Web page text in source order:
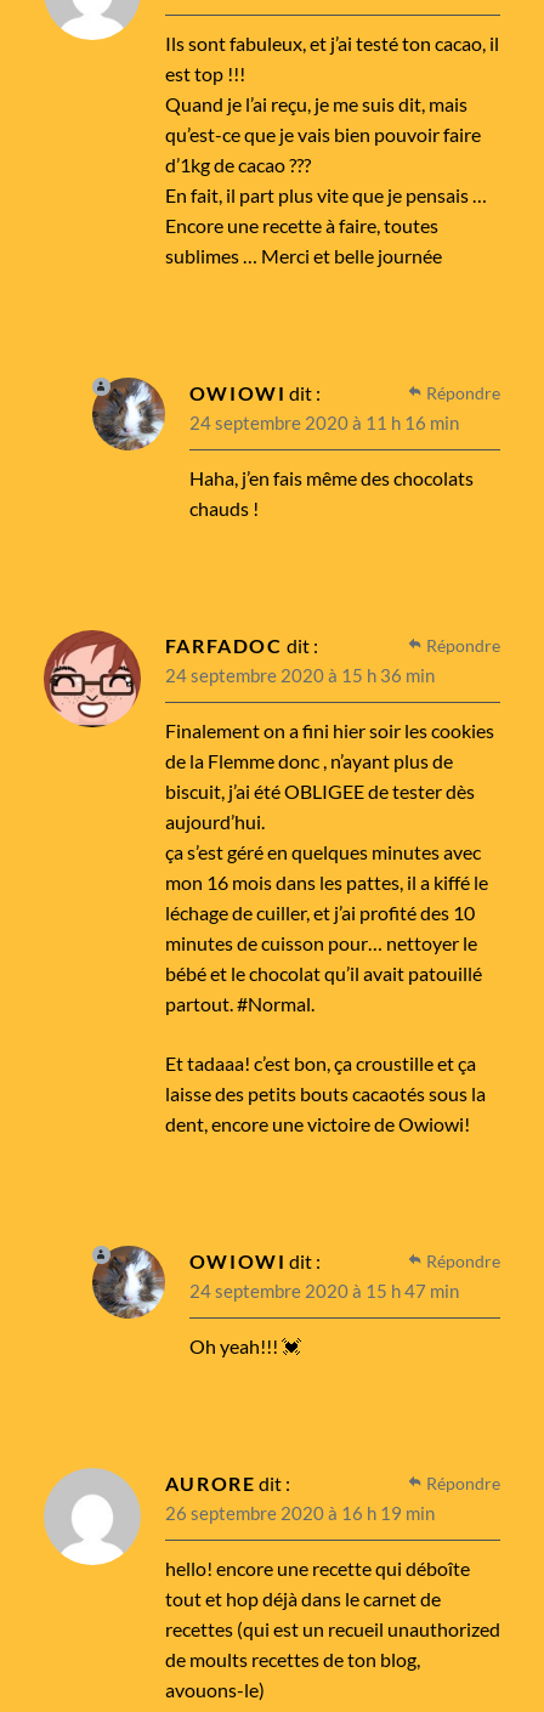
Ils sont fabuleux, et j’ai testé ton cacao, il
est top !!!
Quand je l’ai reçu, je me suis dit, mais
qu’est-ce que je vais bien pouvoir faire
d’1kg de cacao ???
En fait, il part plus vite que je pensais …
Encore une recette à faire, toutes
sublimes … Merci et belle journée
OWIOWI dit :
24 septembre 2020 à 11 h 16 min
Haha, j’en fais même des chocolats
chauds !
Répondre
FARFADOC dit :
24 septembre 2020 à 15 h 36 min
Finalement on a fini hier soir les cookies
de la Flemme donc , n’ayant plus de
biscuit, j’ai été OBLIGEE de tester dès
aujourd’hui.
ça s’est géré en quelques minutes avec
mon 16 mois dans les pattes, il a kiffé le
léchage de cuiller, et j’ai profité des 10
minutes de cuisson pour… nettoyer le
bébé et le chocolat qu’il avait patouillé
partout. #Normal.
Et tadaaa! c’est bon, ça croustille et ça
laisse des petits bouts cacaotés sous la
dent, encore une victoire de Owiowi!
Répondre
OWIOWI dit :
24 septembre 2020 à 15 h 47 min
Oh yeah!!! 💓
Répondre
AURORE dit :
26 septembre 2020 à 16 h 19 min
hello! encore une recette qui déboîte
tout et hop déjà dans le carnet de
recettes (qui est un recueil unauthorized
de moults recettes de ton blog,
avouons-le)
Répondre